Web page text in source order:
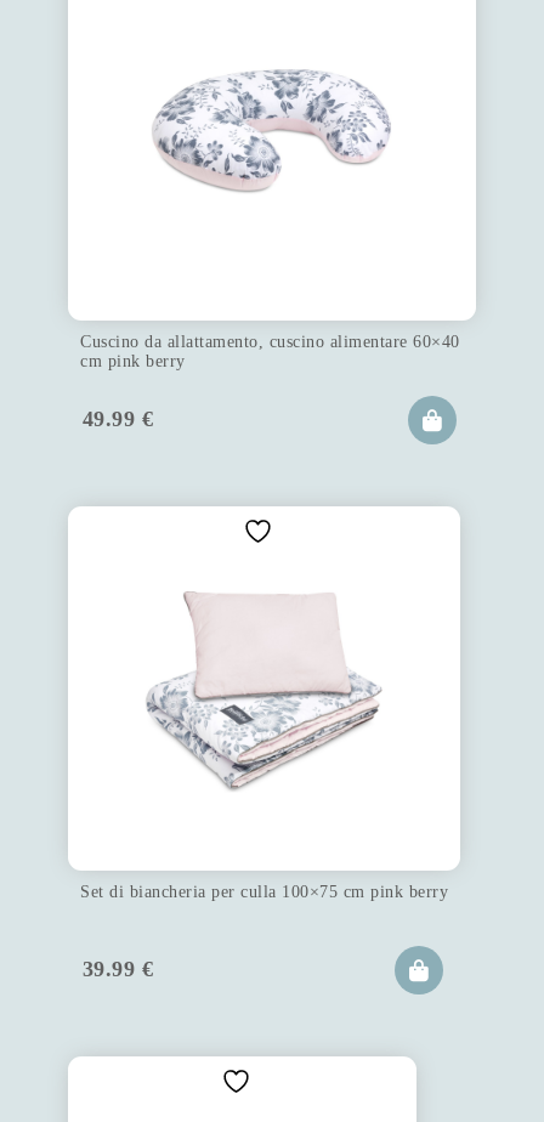
Cuscino da allattamento, cuscino alimentare 60×40
cm pink berry
49.99 €
Set di biancheria per culla 100×75 cm pink berry
39.99 €